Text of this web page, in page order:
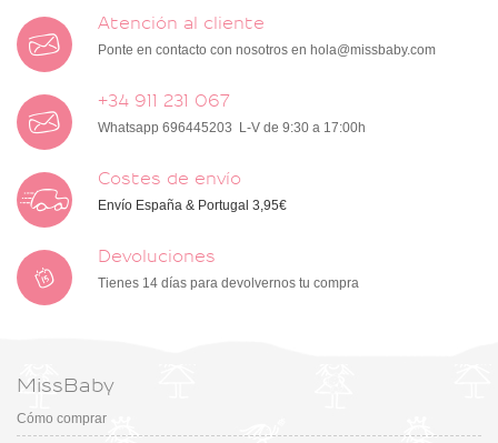
Atención al cliente
Ponte en contacto con nosotros en hola@missbaby.com
+34 911 231 067
Whatsapp 696445203 L-V de 9:30 a 17:00h
Costes de envío
Envío España & Portugal 3,95€
Devoluciones
Tienes 14 días para devolvernos tu compra
MissBaby
Cómo comprar